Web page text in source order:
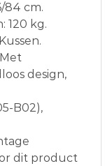
84 cm.
120 kg.
design,
B02),
dit product